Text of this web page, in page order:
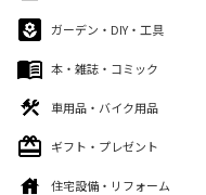
ガーデン・DIY・工具
本・雑誌・コミック
車用品・バイク用品
ギフト・プレゼント
住宅設備・リフォーム